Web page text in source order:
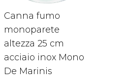
Canna fumo
monoparete
altezza 25 cm
acciaio inox Mono
De Marinis